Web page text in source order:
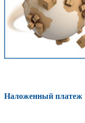
Наложенный платеж